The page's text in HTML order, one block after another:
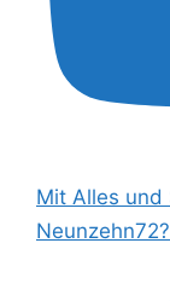
Mit Alles